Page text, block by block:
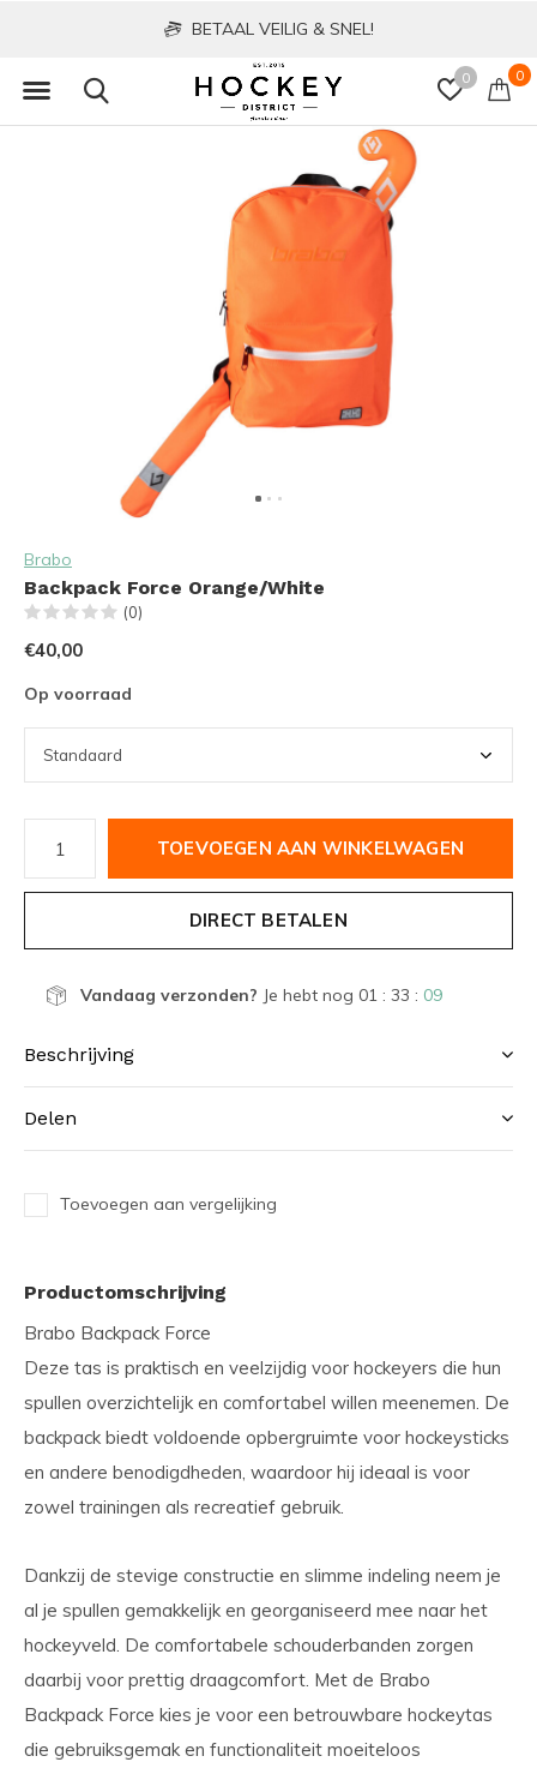
0 0
BETAAL VEILIG & SNEL!
Brabo
Backpack Force Orange/White
(0)
€40,00
Op voorraad
TOEVOEGEN AAN WINKELWAGEN
DIRECT BETALEN
Vandaag verzonden? Je hebt nog 01 : 33 : 09
Beschrijving
Delen
Toevoegen aan vergelijking
Productomschrijving
Brabo Backpack Force
Deze tas is praktisch en veelzijdig voor hockeyers die hun
spullen overzichtelijk en comfortabel willen meenemen. De
backpack biedt voldoende opbergruimte voor hockeysticks
en andere benodigdheden, waardoor hij ideaal is voor
zowel trainingen als recreatief gebruik.
Dankzij de stevige constructie en slimme indeling neem je
al je spullen gemakkelijk en georganiseerd mee naar het
hockeyveld. De comfortabele schouderbanden zorgen
daarbij voor prettig draagcomfort. Met de Brabo
Backpack Force kies je voor een betrouwbare hockeytas
die gebruiksgemak en functionaliteit moeiteloos